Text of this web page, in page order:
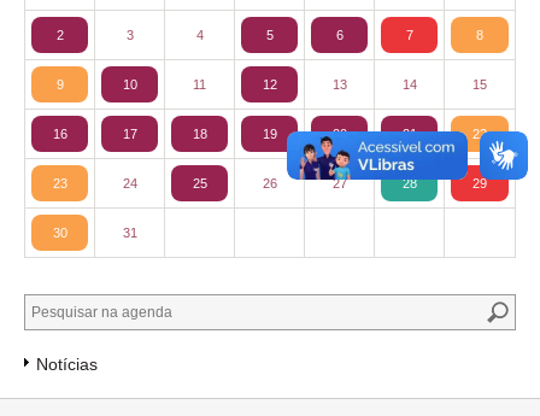
2 3 4 5 6 7 8
9 10 11 12 13 14 15
16 17 18 19 20 21 22
23 24 25 26 27 28 29
30 31
Notícias